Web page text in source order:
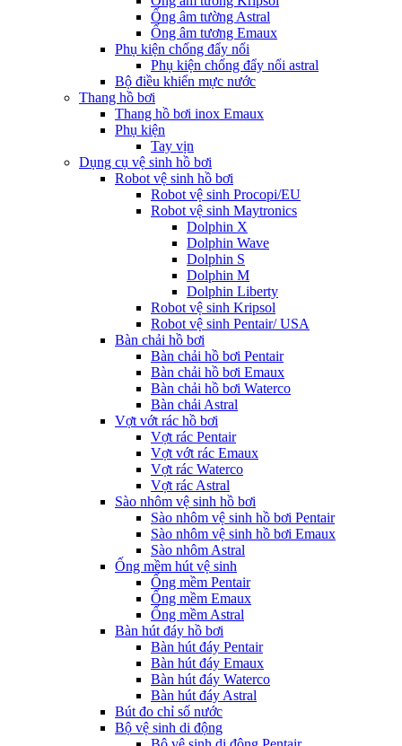
Ống âm tường Astral
Ống âm tương Emaux
Phụ kiện chống đẩy nổi
Phụ kiện chống đẩy nổi astral
Bộ điều khiển mực nước
Thang hồ bơi
Thang hồ bơi inox Emaux
Phụ kiện
Tay vịn
Dụng cụ vệ sinh hồ bơi
Robot vệ sinh hồ bơi
Robot vệ sinh Procopi/EU
Robot vệ sinh Maytronics
Dolphin X
Dolphin Wave
Dolphin S
Dolphin M
Dolphin Liberty
Robot vệ sinh Kripsol
Robot vệ sinh Pentair/ USA
Bàn chải hồ bơi
Bàn chải hồ bơi Pentair
Bàn chải hồ bơi Emaux
Bàn chải hồ bơi Waterco
Bàn chải Astral
Vợt vớt rác hồ bơi
Vợt rác Pentair
Vợt vớt rác Emaux
Vợt rác Waterco
Vợt rác Astral
Sào nhôm vệ sinh hồ bơi
Sào nhôm vệ sinh hồ bơi Pentair
Sào nhôm vệ sinh hồ bơi Emaux
Sào nhôm Astral
Ống mềm hút vệ sinh
Ống mềm Pentair
Ống mềm Emaux
Ống mềm Astral
Bàn hút đáy hồ bơi
Bàn hút đáy Pentair
Bàn hút đáy Emaux
Bàn hút đáy Waterco
Bàn hút đáy Astral
Bút đo chỉ số nước
Bộ vệ sinh di động